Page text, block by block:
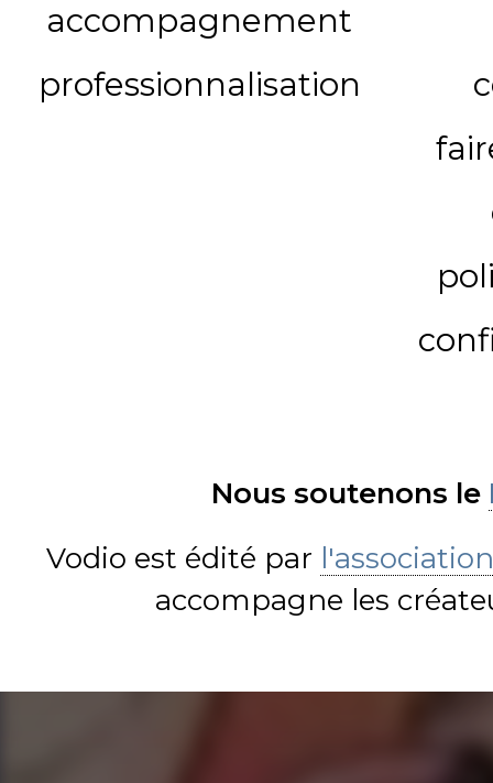
accompagnement
professionnalisation